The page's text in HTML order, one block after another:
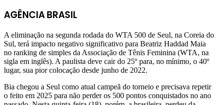
AGÊNCIA BRASIL
A eliminação na segunda rodada do WTA 500 de Seul, na Coreia do
Sul, terá impacto negativo significativo para Beatriz Haddad Maia
no ranking de simples da Associação de Tênis Feminina (WTA, na
sigla em inglês). A paulista deve cair do 25º para, no mínimo, o 40º
lugar, sua pior colocação desde junho de 2022.
Bia chegou a Seul como atual campeã do torneio e precisava repetir
o feito em 2025 para não perder os 500 pontos conquistados no ano